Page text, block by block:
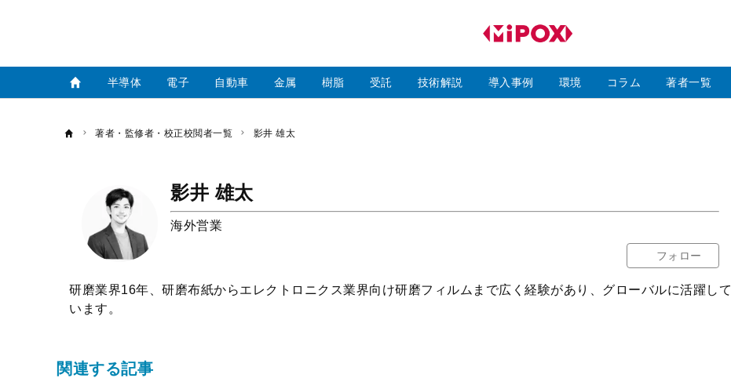
半導体 電子 自動車 金属 樹脂 受託 技術解説 導入事例 環境 コラム 著者一覧
著者・監修者・校正校閲者一覧 影井 雄太
影井 雄太
海外営業
フォロー
研磨業界16年、研磨布紙からエレクトロニクス業界向け研磨フィルムまで広く経験があり、グローバルに活躍して
います。
関連する記事